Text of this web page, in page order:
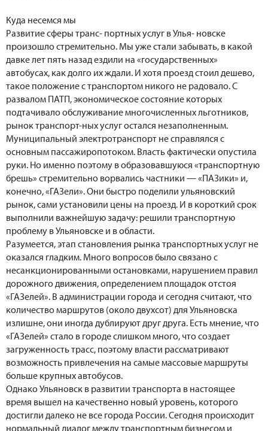
Куда несемся мы
Развитие сферы транс- портных услуг в Улья- новске
произошло стремительно. Мы уже стали забывать, в какой
давке лет пять назад ездили на «государственных»
автобусах, как долго их ждали. И хотя проезд стоил дешево,
такое положение с транспортом никого не радовало. С
развалом ПАТП, экономическое состояние которых
подтачивало обслуживание многочисленных льготников,
рынок транспорт-ных услуг остался незаполненным.
Муниципальный электротранспорт не справлялся с
основным пассажиропотоком. Власть фактически опустила
руки. Но именно поэтому в образовавшуюся «транспортную
брешь» стремительно ворвались частники — «ПАЗики» и,
конечно, «ГАЗели». Они быстро поделили ульяновский
рынок, сами установили цены на проезд. И в короткий срок
выполнили важнейшую задачу: решили транспортную
проблему в Ульяновске и в области.
Разумеется, этап становления рынка транспортных услуг не
оказался гладким. Много вопросов было связано с
несанкционированными остановками, нарушением правил
дорожного движения, определением площадок отстоя
«ГАЗелей». В администрации города и сегодня считают, что
количество маршрутов (около двухсот) для Ульяновска
излишне, они иногда дублируют друг друга. Есть мнение, что
«ГАЗелей» стало в городе слишком много, что создает
загруженность трасс, поэтому власти рассматривают
возможность привлечения на самые массовые маршруты
больше крупных автобусов.
Однако Ульяновск в развитии транспорта в настоящее
время вышел на качественно новый уровень, которого
достигли далеко не все города России. Сегодня происходит
нормальный диалог между транспортным бизнесом и